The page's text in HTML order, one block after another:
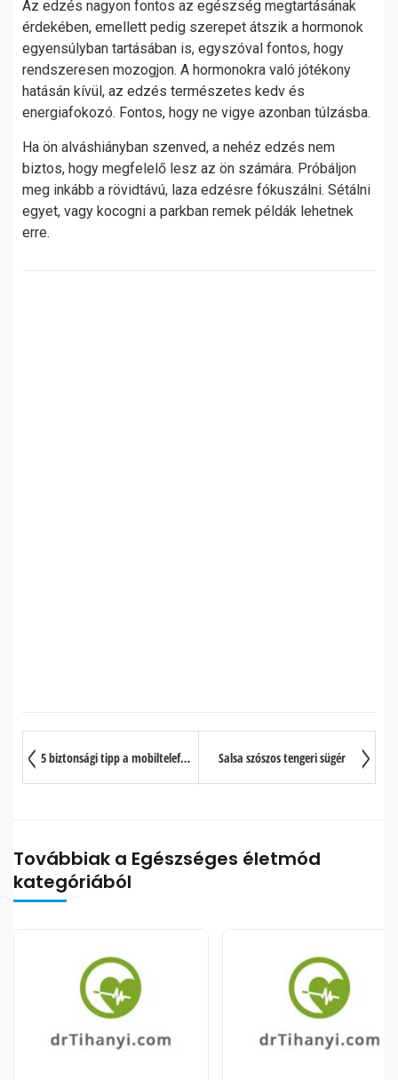
Az edzés nagyon fontos az egészség megtartásának
érdekében, emellett pedig szerepet átszik a hormonok
egyensúlyban tartásában is, egyszóval fontos, hogy
rendszeresen mozogjon. A hormonokra való jótékony
hatásán kívül, az edzés természetes kedv és
energiafokozó. Fontos, hogy ne vigye azonban túlzásba.
Ha ön alváshiányban szenved, a nehéz edzés nem
biztos, hogy megfelelő lesz az ön számára. Próbáljon
meg inkább a rövidtávú, laza edzésre fókuszálni. Sétálni
egyet, vagy kocogni a parkban remek példák lehetnek
erre.
5 biztonsági tipp a mobiltelefon sugárzás kivédésére Salsa szószos tengeri sügér
Továbbiak a Egészséges életmód
kategóriából